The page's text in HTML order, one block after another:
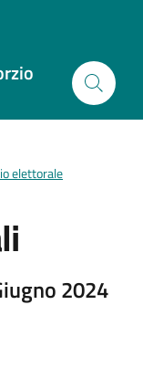
elettorale
2024